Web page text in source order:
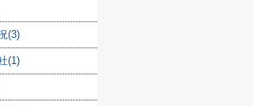
(3)
(1)